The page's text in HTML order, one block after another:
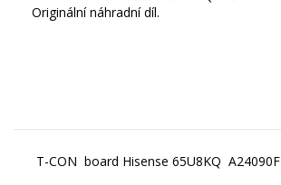
Originální náhradní díl.
T-CON board Hisense 65U8KQ A24090F